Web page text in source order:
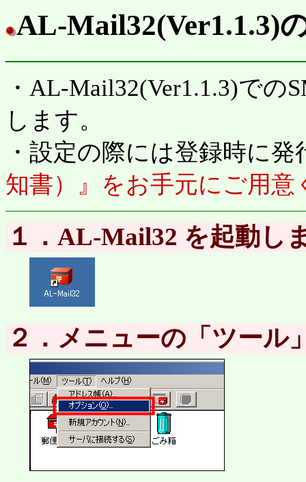
AL-Mail32(Ver1.1.3)
・AL-Mail32(Ver1.1.3)での
します。
・設定の際には登録時に
知書）』をお手元にご用意
１．AL-Mail32 を起動し
２．メニューの「ツール